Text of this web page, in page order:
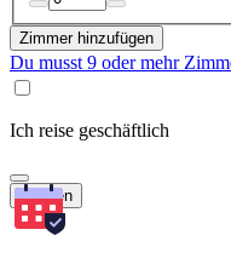
Zimmer hinzufügen
Du musst 9 oder mehr
Ich reise geschäftlich
Suchen